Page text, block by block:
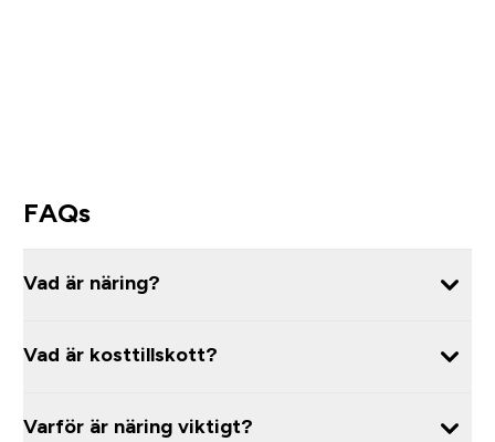
FAQs
Vad är näring?
Vad är kosttillskott?
Varför är näring viktigt?